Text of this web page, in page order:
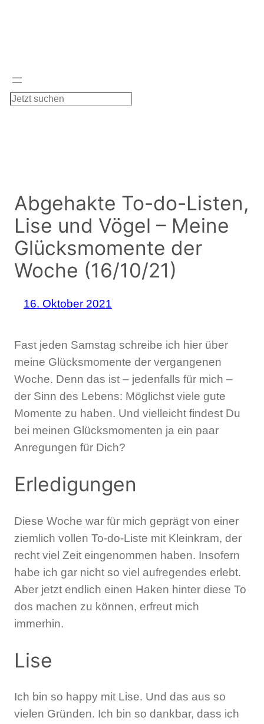
S
Abgehakte To-do-Listen,
Lise und Vögel – Meine
Glücksmomente der
Woche (16/10/21)
16. Oktober 2021
Fast jeden Samstag schreibe ich hier über
meine Glücksmomente der vergangenen
Woche. Denn das ist – jedenfalls für mich –
der Sinn des Lebens: Möglichst viele gute
Momente zu haben. Und vielleicht findest Du
bei meinen Glücksmomenten ja ein paar
Anregungen für Dich?
Erledigungen
Diese Woche war für mich geprägt von einer
ziemlich vollen To-do-Liste mit Kleinkram, der
recht viel Zeit eingenommen haben. Insofern
habe ich gar nicht so viel aufregendes erlebt.
Aber jetzt endlich einen Haken hinter diese To
dos machen zu können, erfreut mich
immerhin.
Lise
Ich bin so happy mit Lise. Und das aus so
vielen Gründen. Ich bin so dankbar, dass ich